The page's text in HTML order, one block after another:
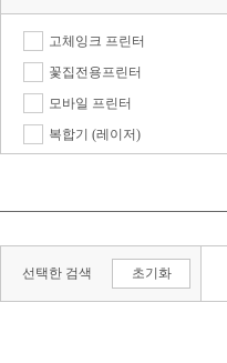
고체잉크 프린터
꽃집전용프린터
모바일 프린터
복합기 (레이저)
포토 프린터
프린터 (레이저)
선택한 검색 초기화